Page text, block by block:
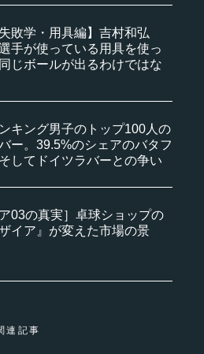
失敗学・用具編】吉村和弘
選手が使っている用具を使っ
じボールが出るわけではな
キング男子のトップ100人の
ー。39.5%のシェアのバタフ
してドイツラバーとの争い
ア03の真実］卓球ショップの
イア』が変えた市場の景
連記事